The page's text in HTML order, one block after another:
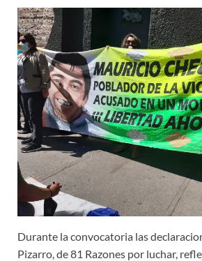
Durante la convocatoria las
Pizarro, de 81 Razones por luchar,